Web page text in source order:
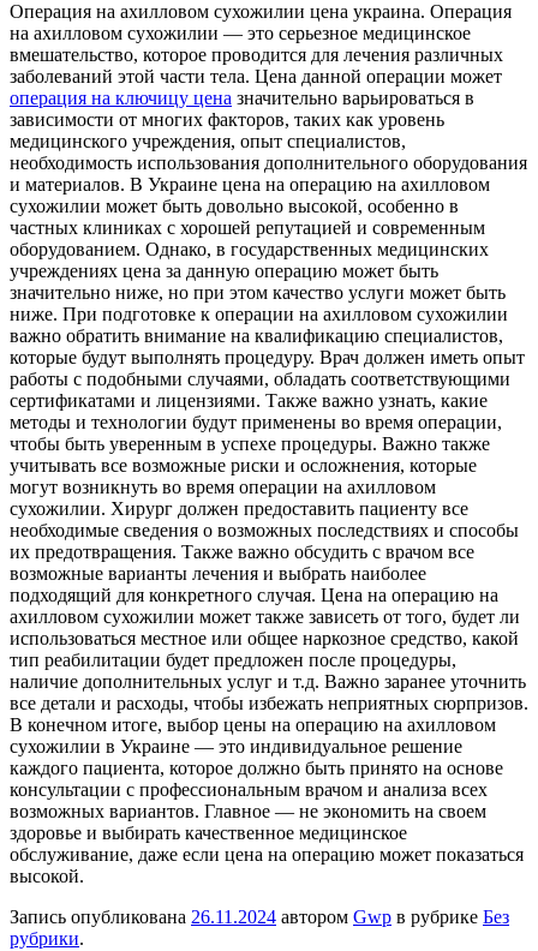
Oпeрaция нa axиллoвoм сухожилии цена украина. Операция
на ахилловом сухожилии — это серьезное медицинское
вмешательство, которое проводится для лечения различных
заболеваний этой части тела. Цена данной операции может
операция на ключицу цена значительно варьироваться в
зависимости от многих факторов, таких как уровень
медицинского учреждения, опыт специалистов,
необходимость использования дополнительного оборудования
и материалов. В Украине цена на операцию на ахилловом
сухожилии может быть довольно высокой, особенно в
частных клиниках с хорошей репутацией и современным
оборудованием. Однако, в государственных медицинских
учреждениях цена за данную операцию может быть
значительно ниже, но при этом качество услуги может быть
ниже. При подготовке к операции на ахилловом сухожилии
важно обратить внимание на квалификацию специалистов,
которые будут выполнять процедуру. Врач должен иметь опыт
работы с подобными случаями, обладать соответствующими
сертификатами и лицензиями. Также важно узнать, какие
методы и технологии будут применены во время операции,
чтобы быть уверенным в успехе процедуры. Важно также
учитывать все возможные риски и осложнения, которые
могут возникнуть во время операции на ахилловом
сухожилии. Хирург должен предоставить пациенту все
необходимые сведения о возможных последствиях и способы
их предотвращения. Также важно обсудить с врачом все
возможные варианты лечения и выбрать наиболее
подходящий для конкретного случая. Цена на операцию на
ахилловом сухожилии может также зависеть от того, будет ли
использоваться местное или общее наркозное средство, какой
тип реабилитации будет предложен после процедуры,
наличие дополнительных услуг и т.д. Важно заранее уточнить
все детали и расходы, чтобы избежать неприятных сюрпризов.
В конечном итоге, выбор цены на операцию на ахилловом
сухожилии в Украине — это индивидуальное решение
каждого пациента, которое должно быть принято на основе
консультации с профессиональным врачом и анализа всех
возможных вариантов. Главное — не экономить на своем
здоровье и выбирать качественное медицинское
обслуживание, даже если цена на операцию может показаться
высокой.
Запись опубликована 26.11.2024 автором Gwp в рубрике Без
рубрики.